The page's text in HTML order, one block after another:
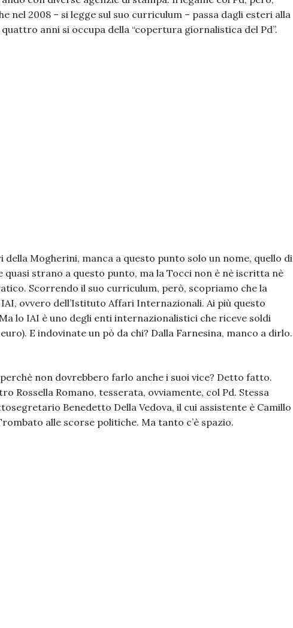
nel 2008 – si legge sul suo curriculum – passa dagli esteri alla
anni si occupa della “copertura giornalistica del Pd”.
della Mogherini, manca a questo punto solo un nome, quello di
quasi strano a questo punto, ma la Tocci non è nè iscritta nè
Scorrendo il suo curriculum, però, scopriamo che la
ovvero dell’Istituto Affari Internazionali. Ai più questo
lo IAI è uno degli enti internazionalistici che riceve soldi
E indovinate un pò da chi? Dalla Farnesina, manco a dirlo.
non dovrebbero farlo anche i suoi vice? Detto fatto.
Rossella Romano, tesserata, ovviamente, col Pd. Stessa
Benedetto Della Vedova, il cui assistente è Camillo
alle scorse politiche. Ma tanto c’è spazio.